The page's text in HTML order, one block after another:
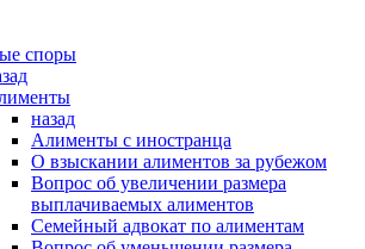
споры
назад
Алименты с иностранца
О взыскании алиментов за рубежом
Вопрос об увеличении размера
выплачиваемых алиментов
Семейный адвокат по алиментам